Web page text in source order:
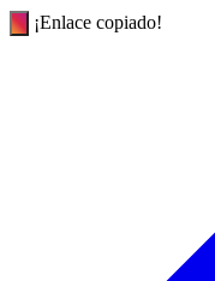
¡Enlace copiado!